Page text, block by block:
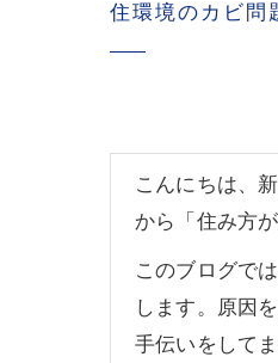
住環境のカビ問
こんにちは、
から「住み方
このブログで
します。原因
手伝いをして